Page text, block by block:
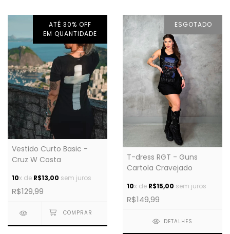
ATÉ 30% OFF
EM QUANTIDADE
Vestido Curto Basic -
Cruz W Costa
10x de R$13,00 sem juros
R$129,99
ESGOTADO
T-dress RGT - Guns
Cartola Cravejado
10x de R$15,00 sem juros
R$149,99
DETALHES